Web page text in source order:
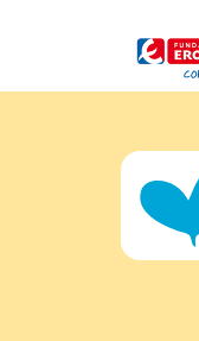
Pasar al contenido